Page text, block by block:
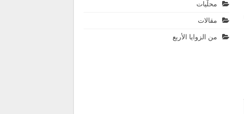
محلّيات
مقالات
من الزوايا الأربع